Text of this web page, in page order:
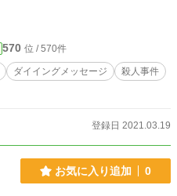
570 位 / 570件
ダイイングメッセージ
殺人事件
登録日 2021.03.19
お気に入り追加 0